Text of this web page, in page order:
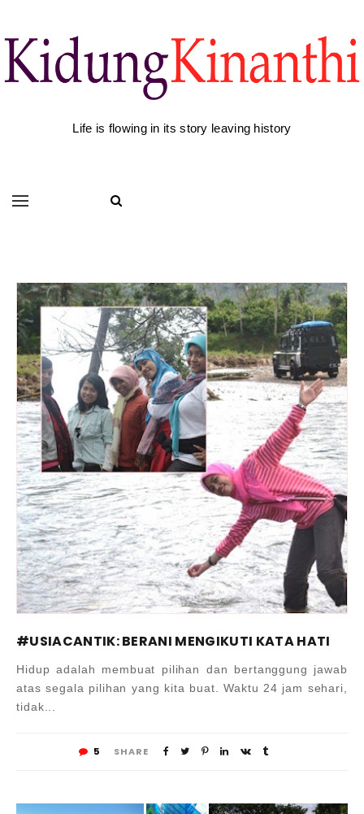
Life is flowing in its story leaving history
#USIACANTIK: BERANI MENGIKUTI KATA HATI
Hidup adalah membuat pilihan dan bertanggung jawab
atas segala pilihan yang kita buat. Waktu 24 jam sehari,
tidak...
5 SHARE